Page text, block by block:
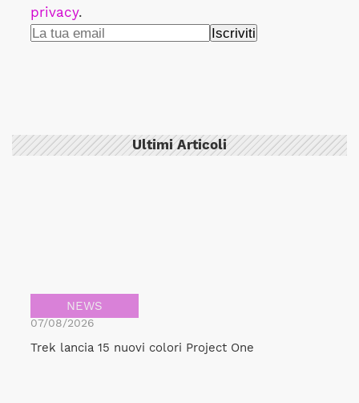
privacy.
Ultimi Articoli
NEWS
07/08/2026
Trek lancia 15 nuovi colori Project One